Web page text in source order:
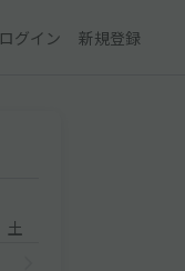
ログイン 新規登録
土